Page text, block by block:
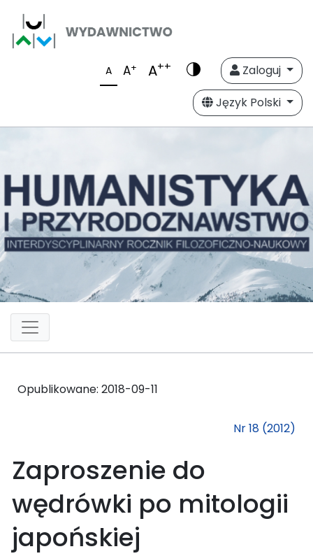
A A+ A++
Zaloguj
Język Polski
Opublikowane: 2018-09-11
Nr 18 (2012)
Zaproszenie do
wędrówki po mitologii
japońskiej